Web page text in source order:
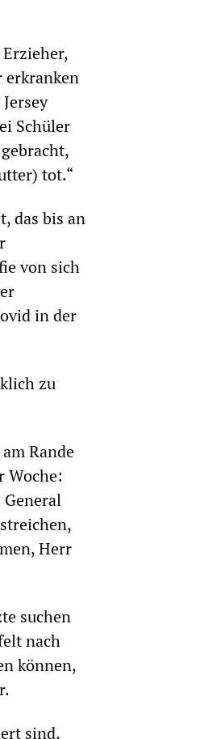
erkranken
Schüler
tot.“
das bis an
von sich
in der
zu
Rande
Woche:
Herr
suchen
nach
können,
sind,